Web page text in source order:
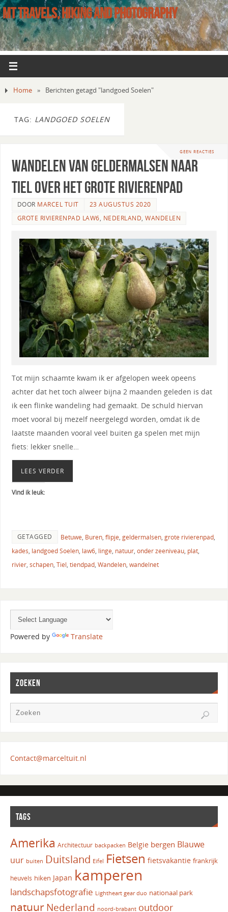
MT TRAVELS, HIKING AND PHOTOGRAPHY
Home » Berichten getagd "landgoed Soelen"
TAG: LANDGOED SOELEN
GEEN REACTIES
Wandelen van Geldermalsen naar
Tiel over het Grote Rivierenpad
DOOR MARCEL TUIT
23 AUGUSTUS 2020
GROTE RIVIERENPAD LAW6, NEDERLAND,WANDELEN
Tot mijn schaamte kwam ik er afgelopen week opeens
achter dat het toch alweer bijna 2 maanden geleden is dat
ik een flinke wandeling had gemaakt. De schuld hiervan
moet vooral bij mezelf neergelegd worden, omdat ik de
laatste maanden vooral veel buiten ga spelen met mijn
fiets: lekker snelle…
LEES VERDER
Vind ik leuk:
GETAGGED Betuwe, Buren, flipje, geldermalsen, grote rivierenpad,
kades, landgoed Soelen, law6, linge, natuur, onder zeeniveau, plat,
rivier, schapen, Tiel, tiendpad, Wandelen, wandelnet
Powered by Translate
ZOEKEN
Contact@marceltuit.nl
TAGS
Amerika Architectuur backpacken Belgie bergen Blauwe
uur buiten Duitsland Eifel Fietsen fietsvakantie frankrijk
heuvels hiken Japan kamperen
landschapsfotografie Lightheart gear duo nationaal park
natuur Nederland noord-brabant outdoor